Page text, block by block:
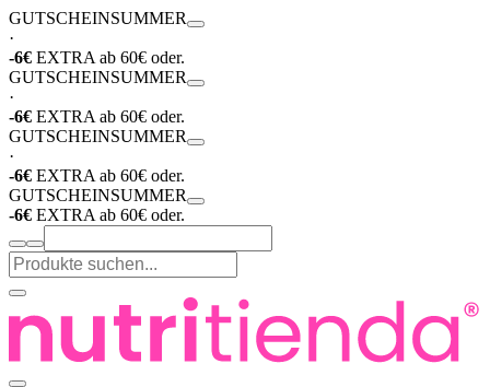
GUTSCHEINSUMMER
·
-6€ EXTRA ab 60€ oder.
GUTSCHEINSUMMER
·
-6€ EXTRA ab 60€ oder.
GUTSCHEINSUMMER
·
-6€ EXTRA ab 60€ oder.
GUTSCHEINSUMMER
-6€ EXTRA ab 60€ oder.